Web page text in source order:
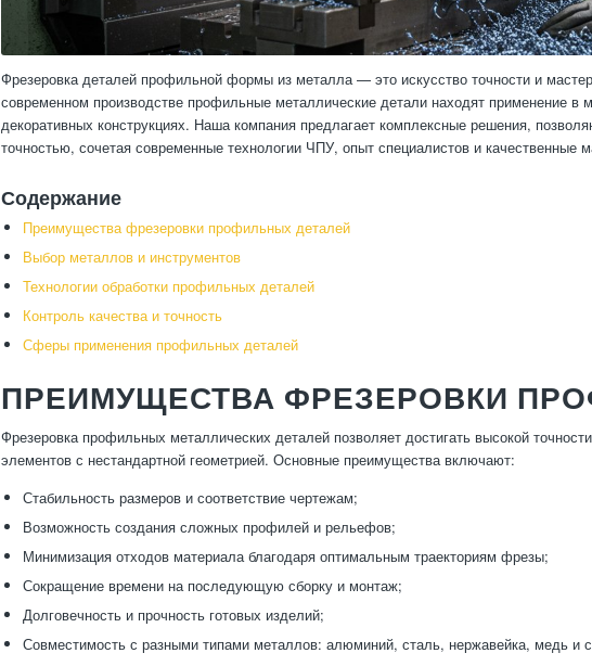
Фрезеровка деталей профильной формы из металла — это искусство точности и
современном производстве профильные металлические детали находят применение
декоративных конструкциях. Наша компания предлагает комплексные решения,
точностью, сочетая современные технологии ЧПУ, опыт специалистов и качественные
Содержание
Преимущества фрезеровки профильных деталей
Выбор металлов и инструментов
Технологии обработки профильных деталей
Контроль качества и точность
Сферы применения профильных деталей
ПРЕИМУЩЕСТВА ФРЕЗЕРОВКИ
Фрезеровка профильных металлических деталей позволяет достигать высокой
элементов с нестандартной геометрией. Основные преимущества включают:
Стабильность размеров и соответствие чертежам;
Возможность создания сложных профилей и рельефов;
Минимизация отходов материала благодаря оптимальным траекториям фрезы;
Сокращение времени на последующую сборку и монтаж;
Долговечность и прочность готовых изделий;
Совместимость с разными типами металлов: алюминий, сталь, нержавейка, медь и